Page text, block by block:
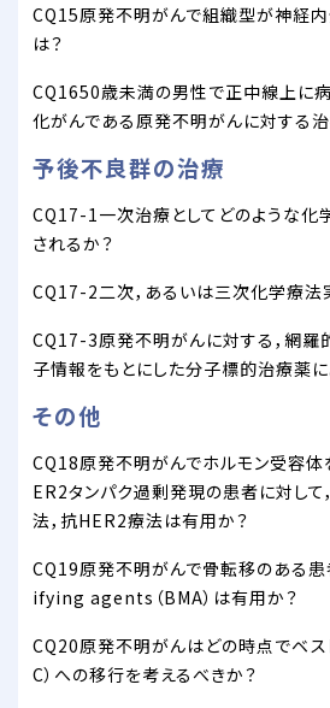
CQ15原発不明がんで組織型が神経
は？
CQ1650歳未満の男性で正中線上に
化がんである原発不明がんに対する
予後不良群の治療
CQ17-1一次治療としてどのような化
されるか？
CQ17-2二次，あるいは三次化学療法
CQ17-3原発不明がんに対する，網羅
子情報をもとにした分子標的治療薬
その他
CQ18原発不明がんでホルモン受容体
ER2タンパク過剰発現の患者に対して
法，抗HER2療法は有用か？
CQ19原発不明がんで骨転移のある
ifying agents（BMA）は有用か？
CQ20原発不明がんはどの時点でベス
C）への移行を考えるべきか？